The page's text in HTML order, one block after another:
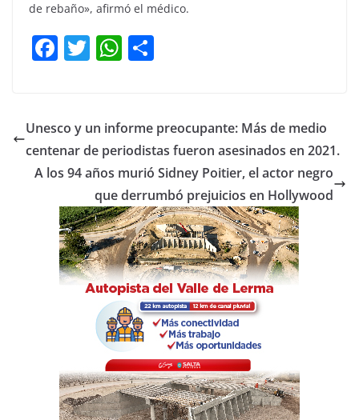
de rebaño», afirmó el médico.
F
e
b
o
o
k
T
er
W
s
A
p
p
p
ar
tir
Unesco y un informe preocupante: Más de medio
centenar de periodistas fueron asesinados en 2021.
A los 94 años murió Sidney Poitier, el actor negro
que derrumbó prejuicios en Hollywood